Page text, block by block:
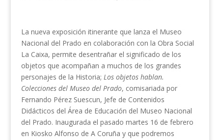
La nueva exposición itinerante que lanza el Museo
Nacional del Prado en colaboración con la Obra Social
La Caixa, permite desentrañar el significado de los
objetos que acompañan a muchos de los grandes
personajes de la Historia; Los objetos hablan.
Colecciones del Museo del Prado, comisariada por
Fernando Pérez Suescun, Jefe de Contenidos
Didácticos del Área de Educación del Museo Nacional
del Prado. Inaugurada el pasado martes 16 de febrero
en Kiosko Alfonso de A Coruña y que podremos